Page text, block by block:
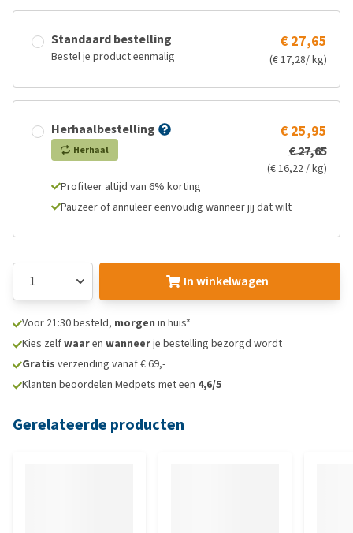
Standaard bestelling
Bestel je product eenmalig
€ 27,65
(€ 17,28/ kg)
Herhaalbestelling
Herhaal
€ 25,95
€ 27,65
(€ 16,22 / kg)
Profiteer altijd van 6% korting
Pauzeer of annuleer eenvoudig wanneer jij dat wilt
In winkelwagen
Voor 21:30 besteld, morgen in huis*
Kies zelfwaaren wanneerje bestelling bezorgd wordt
Gratis verzending vanaf € 69,-
Klanten beoordelen Medpets met een 4,6/5
Gerelateerde producten